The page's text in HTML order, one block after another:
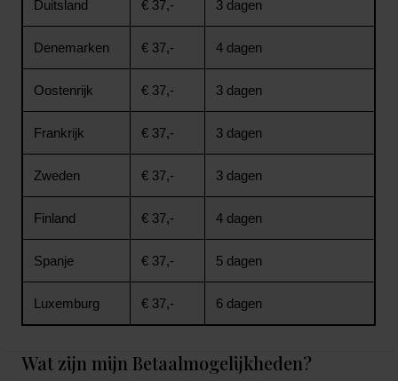
Duitsland € 37,- 3 dagen
Denemarken € 37,- 4 dagen
Oostenrijk € 37,- 3 dagen
Frankrijk € 37,- 3 dagen
Zweden € 37,- 3 dagen
Finland € 37,- 4 dagen
Spanje € 37,- 5 dagen
Luxemburg € 37,- 6 dagen
Wat zijn mijn Betaalmogelijkheden?